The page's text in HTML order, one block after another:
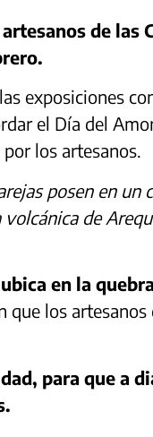
de las
exposiciones
el Día del
los artesanos.
posen en un
de
en la
que los
para que a